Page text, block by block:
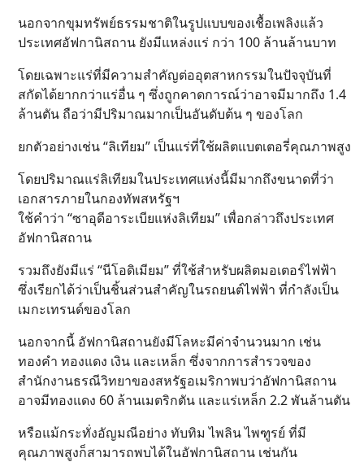
นอกจากขุมทรัพย์ธรรมชาติในรูปแบบของเชื้อเพลิงแล้ว
ประเทศอัฟกานิสถาน ยังมีแหล่งแร่ กว่า 100 ล้านล้านบาท
โดยเฉพาะแร่ที่มีความสำคัญต่ออุตสาหกรรมในปัจจุบันที่
สกัดได้ยากกว่าแร่อื่น ๆ ซึ่งถูกคาดการณ์ว่าอาจมีมากถึง 1.4
ล้านตัน ถือว่ามีปริมาณมากเป็นอันดับต้น ๆ ของโลก
ยกตัวอย่างเช่น “ลิเทียม” เป็นแร่ที่ใช้ผลิตแบตเตอรี่คุณภาพสูง
โดยปริมาณแร่ลิเทียมในประเทศแห่งนี้มีมากถึงขนาดที่ว่า
เอกสารภายในกองทัพสหรัฐฯ
ใช้คำว่า “ซาอุดีอาระเบียแห่งลิเทียม” เพื่อกล่าวถึงประเทศ
อัฟกานิสถาน
รวมถึงยังมีแร่ “นีโอดิเมียม” ที่ใช้สำหรับผลิตมอเตอร์ไฟฟ้า
ซึ่งเรียกได้ว่าเป็นชิ้นส่วนสำคัญในรถยนต์ไฟฟ้า ที่กำลังเป็น
เมกะเทรนด์ของโลก
นอกจากนี้ อัฟกานิสถานยังมีโลหะมีค่าจำนวนมาก เช่น
ทองคำ ทองแดง เงิน และเหล็ก ซึ่งจากการสำรวจของ
สำนักงานธรณีวิทยาของสหรัฐอเมริกาพบว่าอัฟกานิสถาน
อาจมีทองแดง 60 ล้านเมตริกตัน และแร่เหล็ก 2.2 พันล้านตัน
หรือแม้กระทั่งอัญมณีอย่าง ทับทิม ไพลิน ไพฑูรย์ ที่มี
คุณภาพสูงก็สามารถพบได้ในอัฟกานิสถาน เช่นกัน